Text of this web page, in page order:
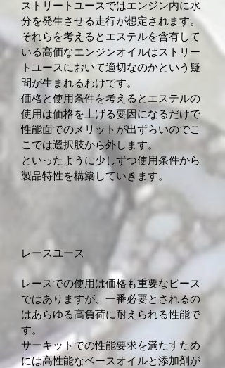
ストリートユースではエンジン内に水
分を発生させる走行が想定されます。
それらを考えるとエステルを含有して
いる高価なエンジンオイルはストリー
トユースにおいて適切なのかという疑
問が生まれるわけです。
価格と使用条件を考えるとエステルの
使用は価格を上げる要因になるだけで
性能面でのメリットが出ずらいのでこ
こでは選択肢から外します。
といったように少しずつ使用条件から
製品特性を構築していきます。
レースユース
レースでの使用は価格も重要なピース
ではありますが、一番必要とされるの
はあらゆる高負荷に耐えられる性能で
す。
サーキットでの性能要求を満たすため
には高性能なベースオイルと添加剤が